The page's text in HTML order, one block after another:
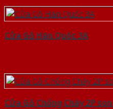
Cửa Gỗ Hàn Quốc 3A
Cửa Gỗ Chống Cháy 2P